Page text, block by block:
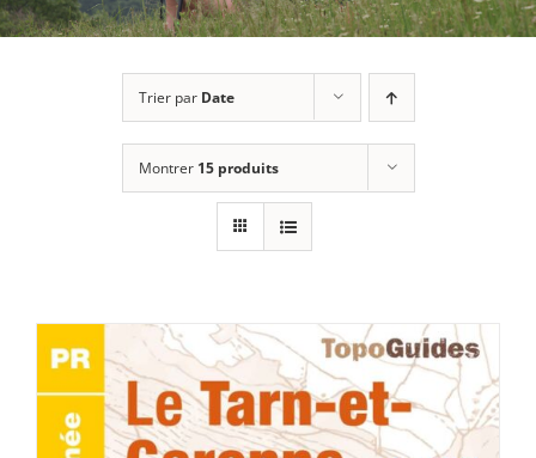
Trier par Date
Montrer 15 produits